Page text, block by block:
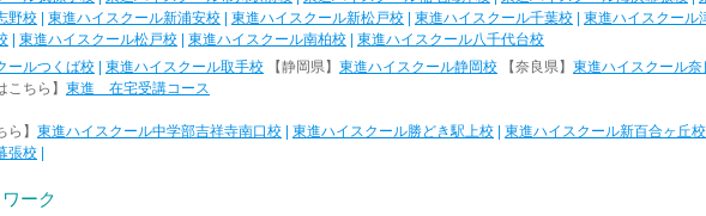
野校
東進ハイスクール新浦安校 東進ハイスクール新松戸校 東進ハイスクール千葉校
東進ハイスクール
東進ハイスクール松戸校 東進ハイスクール南柏校
東進ハイスクール八千代台校
ールつくば校 東進ハイスクール取手校 【静岡県】 東進ハイスクール静岡校 【奈良県】 東進ハイスクール奈
こちら】 東進 在宅受講コース
】 東進ハイスクール中学部吉祥寺南口校 東進ハイスクール勝どき駅上校
東進ハイスクール新百合ヶ丘校
張校
ーク